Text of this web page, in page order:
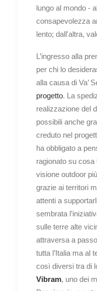
lungo al mondo -
consapevolezza
lento; dall'altra,
L’ingresso alla
per chi lo
alla causa di Va’
progetto. La
realizzazione del
possibili anche
creduto nel
ha obbligato a
ragionato su
visione outdoor
grazie ai territori
attenti a
sembrata
sulle terre alte
attraversa a
tutta l’Italia ma al
così diversi tra di
Vibram, uno dei